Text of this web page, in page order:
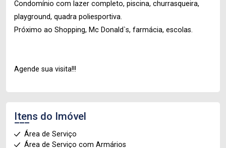
Condomínio com lazer completo, piscina, churrasqueira,
playground, quadra poliesportiva.
Próximo ao Shopping, Mc Donald`s, farmácia, escolas.
Agende sua visita!!!
Itens do Imóvel
Área de Serviço
Área de Serviço com Armários